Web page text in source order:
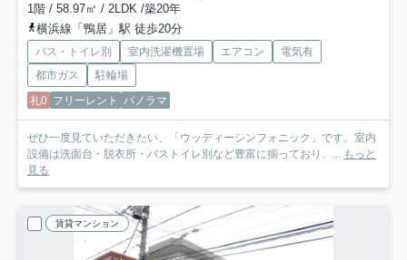
1階 / 58.97㎡ / 2LDK /築20年
横浜線「鴨居」駅 徒歩20分
バス・トイレ別 室内洗濯機置場 エアコン
電気有
都市ガス
駐輪場
礼0 フリーレント パノラマ
ぜひ一度見ていただきたい、「ウッディーシンフォニック」です。室内
設備は洗面台・脱衣所・バストイレ別など豊富に揃っており、... もっと
見る
賃貸マンション